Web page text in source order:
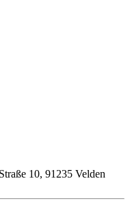
10, 91235 Velden